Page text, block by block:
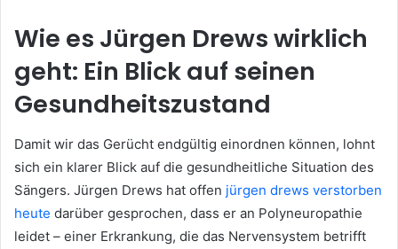
Wie es Jürgen Drews wirklich
geht: Ein Blick auf seinen
Gesundheitszustand
Damit wir das Gerücht endgültig einordnen können, lohnt
sich ein klarer Blick auf die gesundheitliche Situation des
Sängers. Jürgen Drews hat offen jürgen drews verstorben
heute darüber gesprochen, dass er an Polyneuropathie
leidet – einer Erkrankung, die das Nervensystem betrifft